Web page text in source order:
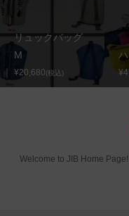
リュックバッグ
M
¥20,680(税込)
Welcome to JIB Home